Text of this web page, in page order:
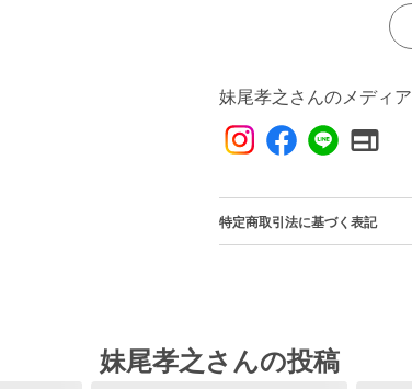
妹尾孝之さんのメディア
特定商取引法に基づく表記
妹尾孝之さんの投稿